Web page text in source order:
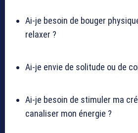
Ai-je besoin de bouger
relaxer ?
Ai-je envie de solitude ou de
Ai-je besoin de stimuler ma
canaliser mon énergie ?